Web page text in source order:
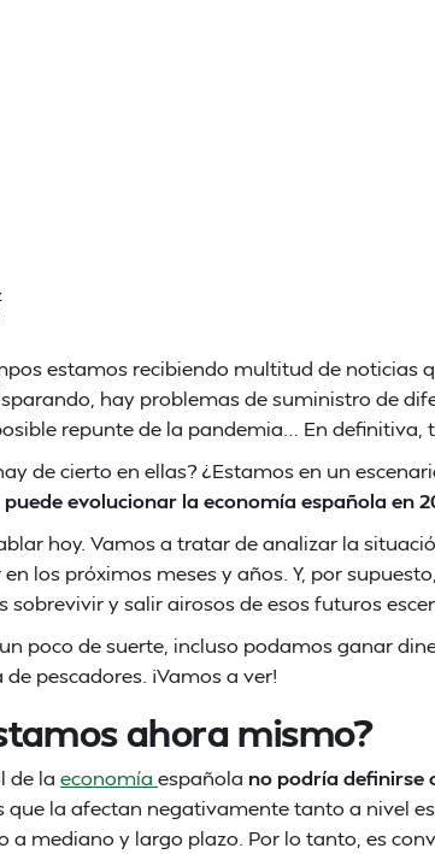
estamos recibiendo multitud de noticias
hay problemas de suministro de
repunte de la pandemia… En definitiva,
de cierto en ellas? ¿Estamos en un
puede evolucionar la economía española en
hoy. Vamos a tratar de analizar la
los próximos meses y años. Y, por
sobrevivir y salir airosos de esos futuros
poco de suerte, incluso podamos ganar
pescadores. ¡Vamos a ver!
ahora mismo?
de la economía española no podría definirse
que la afectan negativamente tanto a nivel
a mediano y largo plazo. Por lo tanto, es